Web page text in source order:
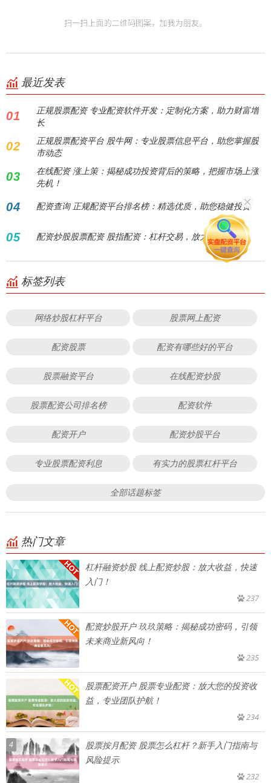
最近发表
01
正规股票配资 专业配资软件开发：定制化方案，助力财富增
长
02
正规股票配资平台 股牛网：专业股票信息平台，助您掌握股
市动态
03
在线配资 涨上策：揭秘成功投资背后的策略，把握市场上涨
先机！
04 配资查询 正规配资平台排名榜：精选优质，助您稳健投资
05 配资炒股股票配资 股指配资：杠杆交易，放大收益！
标签列表
网络炒股杠杆平台 股票网上配资
配资股票 配资有哪些好的平台
股票融资平台 在线配资炒股
股票配资公司排名榜 配资软件
配资开户 配资炒股平台
专业股票配资利息 有实力的股票杠杆平台
全部话题标签
热门文章
杠杆融资炒股 线上配资炒股：放大收益，快速
入门！
237
配资炒股开户 玖玖策略：揭秘成功密码，引领
未来商业新风向！
235
股票配资开户 股票专业配资：放大您的投资收
益，专业团队护航！
234
4
股票按月配资 股票怎么杠杆？新手入门指南与
风险提示
232